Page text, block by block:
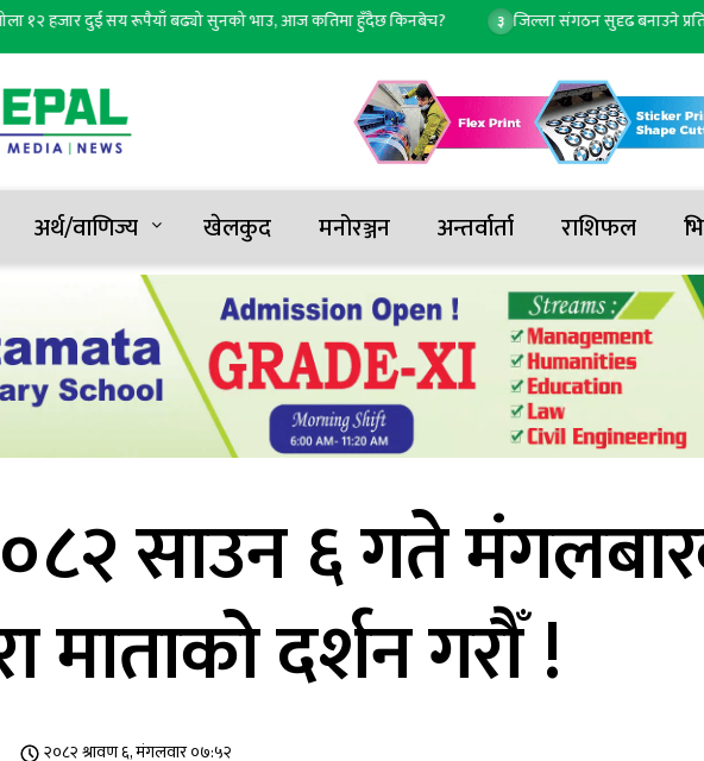
हजार दुई सय रूपैयाँ बढ्यो सुनको भाउ, आज कतिमा हुँदैछ किनबेच? जिल्ला संगठन सुदृढ बनाउने
अर्थ/वाणिज्य खेलकुद मनोरञ्जन अन्तर्वार्ता राशिफल
साउन ६ गते
माताको दर्शन गरौँ !
२०८२ श्रावण ६, मंगलवार ०७:५२